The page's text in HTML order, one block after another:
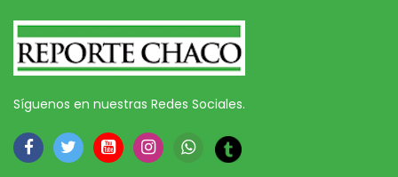
Síguenos en nuestras Redes Sociales.